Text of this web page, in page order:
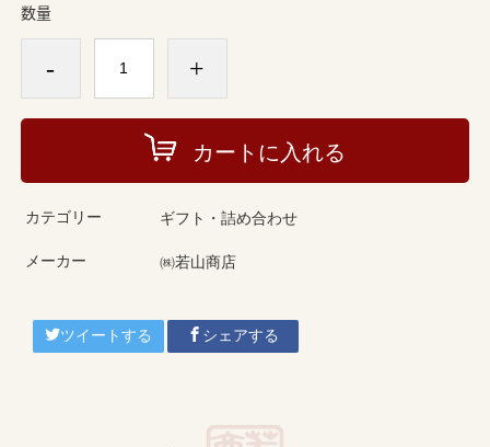
数量
- +
カートに入れる
カテゴリー ギフト・詰め合わせ
メーカー ㈱若山商店
ツイートする シェアする